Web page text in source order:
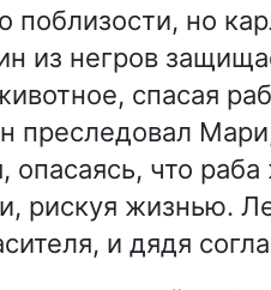
поблизости, но
из негров
спасая
преследовал
опасаясь, что
рискуя жизнью.
и дядя